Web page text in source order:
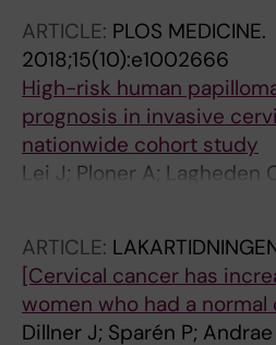
ARTICLE: PLOS MEDICINE.
2018;15(10):e1002666
High-risk human
prognosis in invasive
nationwide cohort study
Lei J; Ploner A; Lagheden
SN; Andrae B; Elfstrom
ARTICLE:
[Cervical cancer has
women who had a normal
Dillner J; Sparén P;